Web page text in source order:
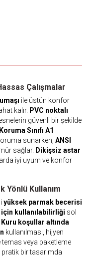
Çalışmalar
ile üstün konfor
kalır. PVC noktalı
güvenli bir şekilde
Sınıfı A1
sunarken, ANSI
sağlar. Dikişsiz astar
iyi uyum ve konfor
Yönlü Kullanım
yüksek parmak becerisi
için kullanılabilirliği sol
Kuru koşullar altında
kullanılması, hijyen
temas veya paketleme
bir tasarımda